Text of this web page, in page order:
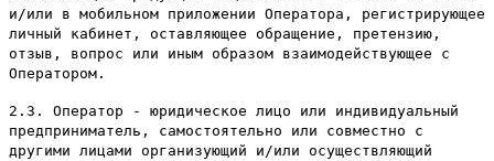
и/или в мобильном приложении Оператора, регистрирующее
личный кабинет, оставляющее обращение, претензию,
отзыв, вопрос или иным образом взаимодействующее с
Оператором.
2.3. Оператор - юридическое лицо или индивидуальный
предприниматель, самостоятельно или совместно с
другими лицами организующий и/или осуществляющий